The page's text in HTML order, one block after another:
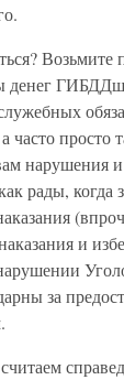
денег
часто просто
нарушения
рады, когда
и
за